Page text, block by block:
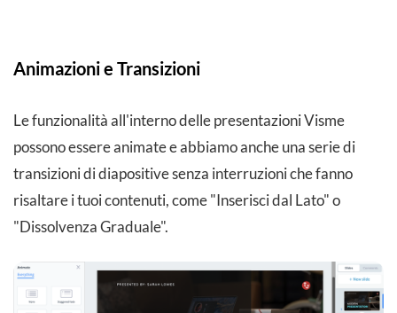
Animazioni e Transizioni
Le funzionalità all'interno delle presentazioni Visme
possono essere animate e abbiamo anche una serie di
transizioni di diapositive senza interruzioni che fanno
risaltare i tuoi contenuti, come "Inserisci dal Lato" o
"Dissolvenza Graduale".